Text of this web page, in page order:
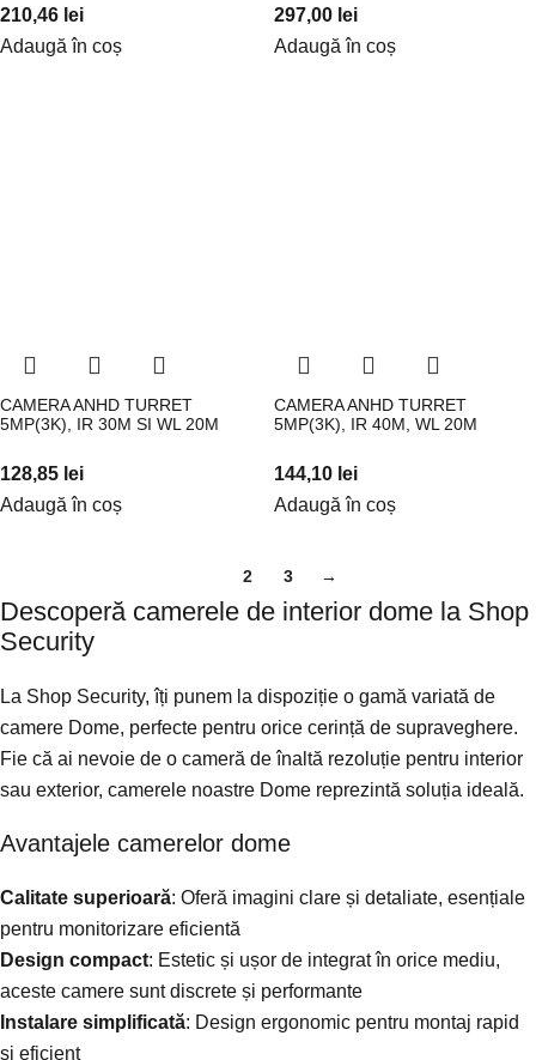
210,46 lei
Adaugă în coș
297,00 lei
Adaugă în coș
CAMERA ANHD TURRET
5MP(3K), IR 30M SI WL 20M
128,85 lei
Adaugă în coș
CAMERA ANHD TURRET
5MP(3K), IR 40M, WL 20M
144,10 lei
Adaugă în coș
2 3 →
Descoperă camerele de interior dome la Shop
Security
La Shop Security, îți punem la dispoziție o gamă variată de
camere Dome, perfecte pentru orice cerință de supraveghere.
Fie că ai nevoie de o cameră de înaltă rezoluție pentru interior
sau exterior, camerele noastre Dome reprezintă soluția ideală.
Avantajele camerelor dome
Calitate superioară: Oferă imagini clare și detaliate, esențiale
pentru monitorizare eficientă
Design compact: Estetic și ușor de integrat în orice mediu,
aceste camere sunt discrete și performante
Instalare simplificată: Design ergonomic pentru montaj rapid
și eficient